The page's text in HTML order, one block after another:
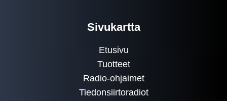
Sivukartta
Etusivu
Tuotteet
Radio-ohjaimet
Tiedonsiirtoradiot